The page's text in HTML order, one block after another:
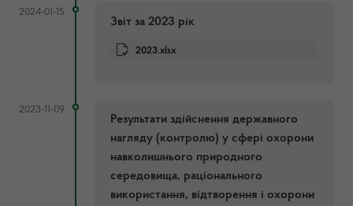
2024-01-15
Звіт за 2023 рік
2023.xlsx
2023-11-09
Результати здійснення державного
нагляду (контролю) у сфері охорони
навколишнього природного
середовища, раціонального
використання, відтворення і охорони